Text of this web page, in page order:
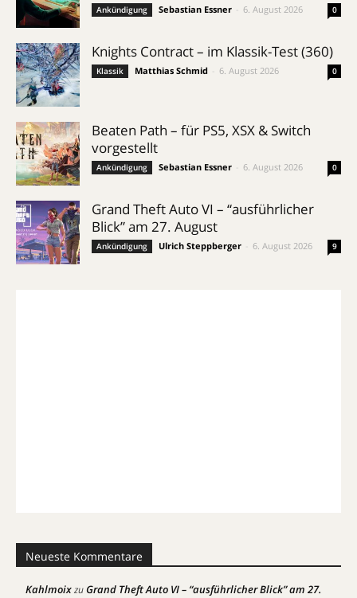
Ankündigung Sebastian Essner 6. August 2026 0
Knights Contract – im Klassik-Test (360)
Klassik Matthias Schmid 6. August 2026 0
Beaten Path – für PS5, XSX & Switch
vorgestellt
Ankündigung Sebastian Essner 6. August 2026 0
Grand Theft Auto VI – “ausführlicher
Blick” am 27. August
Ankündigung Ulrich Steppberger 6. August 2026 9
Neueste Kommentare
KahlmoixzuGrand Theft Auto VI – “ausführlicher Blick” am 27.